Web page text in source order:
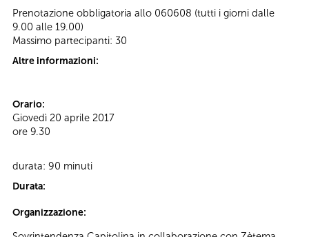
Prenotazione obbligatoria allo 060608 (tutti i giorni dalle
9.00 alle 19.00)
Massimo partecipanti: 30
Altre informazioni:
Orario:
Giovedì 20 aprile 2017
ore 9.30
durata: 90 minuti
Durata:
Organizzazione: